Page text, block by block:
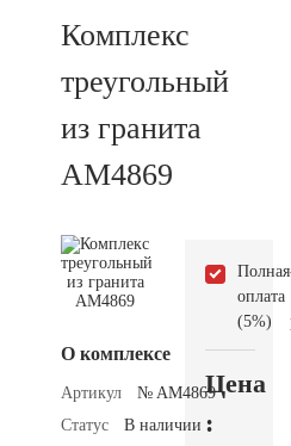
Комплекс
треугольный
из гранита
AM4869
О комплексе
Артикул
№ AM4869
Статус
В наличии
Полная
оплата
(5%)
Цена
: